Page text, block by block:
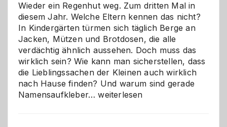
Wieder ein Regenhut weg. Zum dritten Mal in
diesem Jahr. Welche Eltern kennen das nicht?
In Kindergärten türmen sich täglich Berge an
Jacken, Mützen und Brotdosen, die alle
verdächtig ähnlich aussehen. Doch muss das
wirklich sein? Wie kann man sicherstellen, dass
die Lieblingssachen der Kleinen auch wirklich
nach Hause finden? Und warum sind gerade
Namensaufkleber…Namensaufkleber
weiterlesen